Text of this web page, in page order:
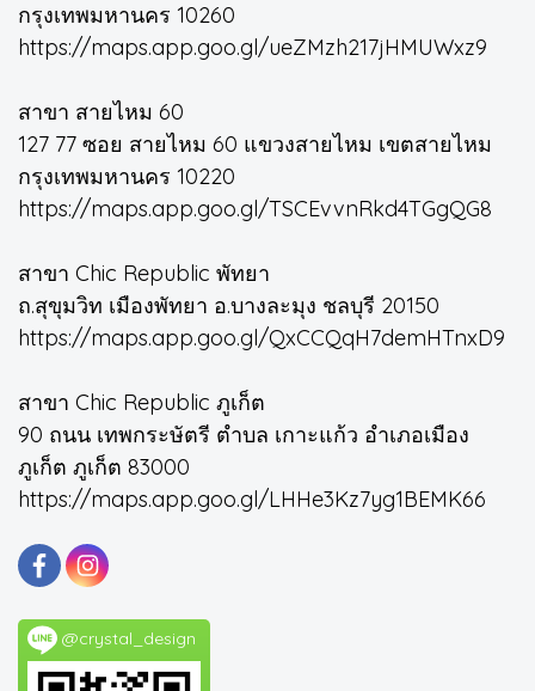
กรุงเทพมหานคร 10260
https://maps.app.goo.gl/ueZMzh217jHMUWxz9
สาขา สายไหม 60
127 77 ซอย สายไหม 60 แขวงสายไหม เขตสายไหม
กรุงเทพมหานคร 10220
https://maps.app.goo.gl/TSCEvvnRkd4TGgQG8
สาขา Chic Republic พัทยา
ถ.สุขุมวิท เมืองพัทยา อ.บางละมุง ชลบุรี 20150
https://maps.app.goo.gl/QxCCQqH7demHTnxD9
สาขา Chic Republic ภูเก็ต
90 ถนน เทพกระษัตรี ตำบล เกาะแก้ว อำเภอเมือง
ภูเก็ต ภูเก็ต 83000
https://maps.app.goo.gl/LHHe3Kz7yg1BEMK66
@crystal_design